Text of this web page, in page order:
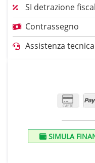
SI detrazione
Contrassegno
Assistenza
SIMULA